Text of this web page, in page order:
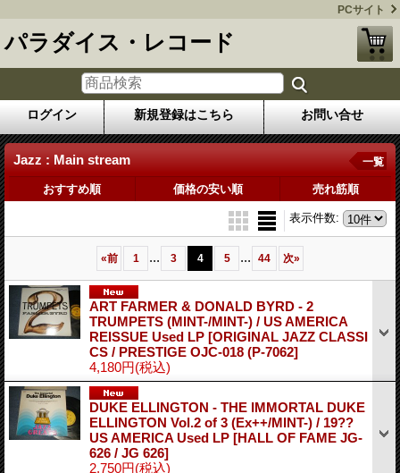
PCサイト
パラダイス・レコード
ログイン 新規登録はこちら お問い合せ
Jazz : Main stream 一覧
おすすめ順 価格の安い順 売れ筋順
表示件数:
«前 1 ... 3 4 5 ... 44 次»
ART FARMER & DONALD BYRD - 2
TRUMPETS (MINT-/MINT-) / US AMERICA
REISSUE Used LP [ORIGINAL JAZZ CLASSI
CS / PRESTIGE OJC-018 (P-7062]
4,180円(税込)
DUKE ELLINGTON - THE IMMORTAL DUKE
ELLINGTON Vol.2 of 3 (Ex++/MINT-) / 19??
US AMERICA Used LP [HALL OF FAME JG-
626 / JG 626]
2,750円(税込)